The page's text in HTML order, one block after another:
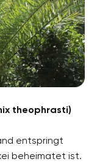
theophrasti)
entspringt
beheimatet ist.